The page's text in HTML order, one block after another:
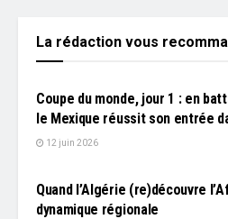
La rédaction vous
L'EDITO
Coupe du monde, jour 1 : en
le Mexique réussit son entrée
12 juin 2026
Quand l’Algérie (re)découvre
dynamique régionale